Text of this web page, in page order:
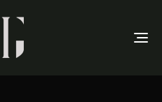
Toggle